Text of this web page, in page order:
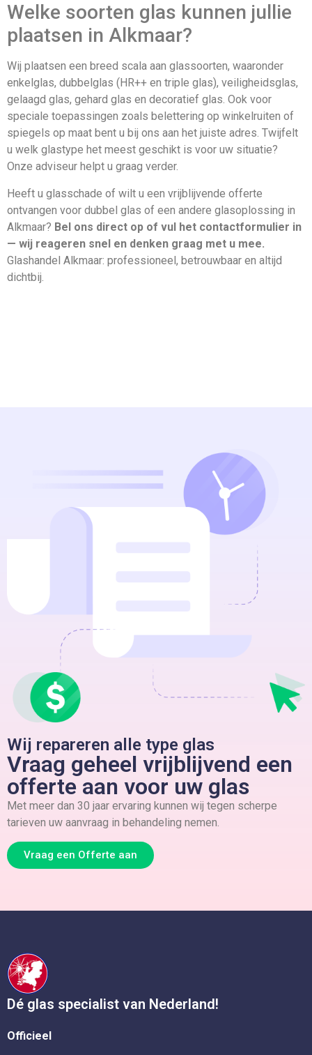
Welke soorten glas kunnen jullie
plaatsen in Alkmaar?
Wij plaatsen een breed scala aan glassoorten, waaronder
enkelglas, dubbelglas (HR++ en triple glas), veiligheidsglas,
gelaagd glas, gehard glas en decoratief glas. Ook voor
speciale toepassingen zoals belettering op winkelruiten of
spiegels op maat bent u bij ons aan het juiste adres. Twijfelt
u welk glastype het meest geschikt is voor uw situatie?
Onze adviseur helpt u graag verder.
Heeft u glasschade of wilt u een vrijblijvende offerte
ontvangen voor dubbel glas of een andere glasoplossing in
Alkmaar? Bel ons direct op of vul het contactformulier in
— wij reageren snel en denken graag met u mee.
Glashandel Alkmaar: professioneel, betrouwbaar en altijd
dichtbij.
Wij repareren alle type glas
Vraag geheel vrijblijvend een
offerte aan voor uw glas
Met meer dan 30 jaar ervaring kunnen wij tegen scherpe
tarieven uw aanvraag in behandeling nemen.
Vraag een Offerte aan
Dé glas specialist van Nederland!
Officieel